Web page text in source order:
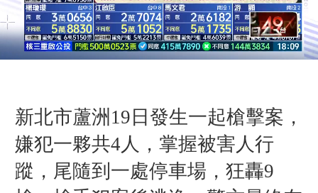
新北市蘆洲19日發生一起槍擊案，
嫌犯一夥共4人，掌握被害人行
蹤，尾隨到一處停車場，狂轟9